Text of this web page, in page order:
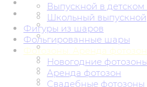
Выпускной в детском
Школьный выпускной
Фигуры из шаров
Фольгированные шары
Фотозоны. Аренда
Новогодние фотозоны
Аренда фотозон
Свадебные фотозоны